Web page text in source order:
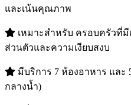
และเน้นคุณภาพ
เหมาะสำหรับ ครอบครัวที่
ส่วนตัวและความเงียบสงบ
มีบริการ 7 ห้องอาหาร และ
กลางน้ำ)